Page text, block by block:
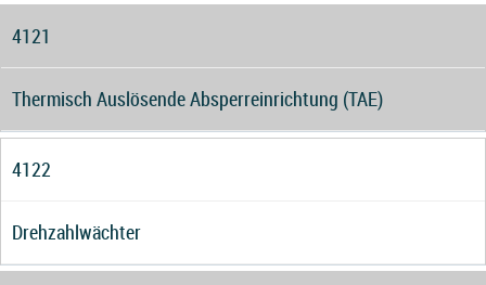
4121
Thermisch Auslösende Absperreinrichtung (TAE)
4122
Drehzahlwächter